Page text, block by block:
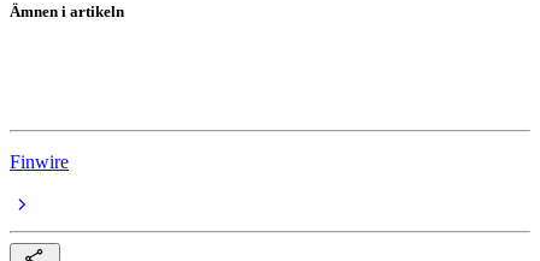
Ämnen i artikeln
Finwire